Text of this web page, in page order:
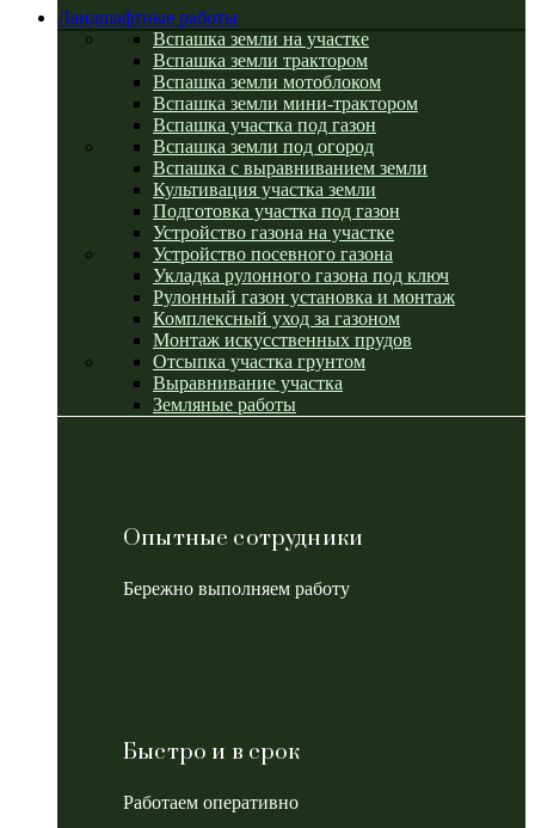
Ландшафтные работы
Вспашка земли на участке
Вспашка земли трактором
Вспашка земли мотоблоком
Вспашка земли мини-трактором
Вспашка участка под газон
Вспашка земли под огород
Вспашка с выравниванием земли
Культивация участка земли
Подготовка участка под газон
Устройство газона на участке
Устройство посевного газона
Укладка рулонного газона под ключ
Рулонный газон установка и монтаж
Комплексный уход за газоном
Монтаж искусственных прудов
Отсыпка участка грунтом
Выравнивание участка
Земляные работы
Опытные сотрудники
Бережно выполняем работу
Быстро и в срок
Работаем оперативно